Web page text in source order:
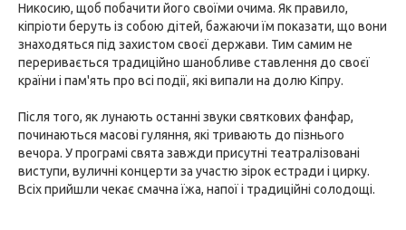
Никосию, щоб побачити його своїми очима. Як правило,
кіпріоти беруть із собою дітей, бажаючи їм показати, що вони
знаходяться під захистом своєї держави. Тим самим не
переривається традиційно шанобливе ставлення до своєї
країни і пам'ять про всі події, які випали на долю Кіпру.
Після того, як лунають останні звуки святкових фанфар,
починаються масові гуляння, які тривають до пізнього
вечора. У програмі свята завжди присутні театралізовані
виступи, вуличні концерти за участю зірок естради і цирку.
Всіх прийшли чекає смачна їжа, напої і традиційні солодощі.